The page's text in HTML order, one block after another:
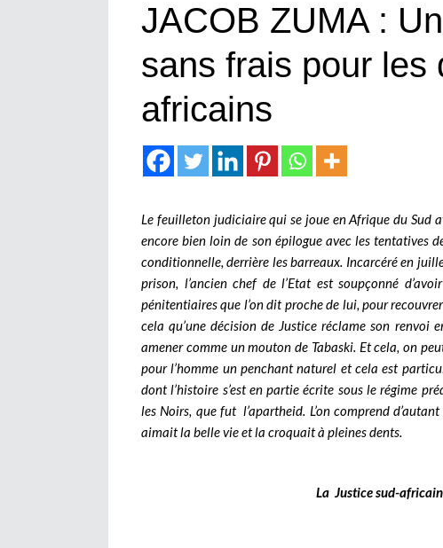
JACOB ZUMA :
sans frais pour les
africains
Le feuilleton judiciaire qui se joue en Afrique du Sud
encore bien loin de son épilogue avec les tentatives
conditionnelle, derrière les barreaux. Incarcéré en
prison, l’ancien chef de l’Etat est soupçonné
pénitentiaires que l’on dit proche de lui, pour
cela qu’une décision de Justice réclame son renvoi
amener comme un mouton de Tabaski. Et cela, on
pour l’homme un penchant naturel et cela est
dont l’histoire s’est en partie écrite sous le régime
les Noirs, que fut l’apartheid. L’on comprend
aimait la belle vie et la croquait à pleines dents.
La Justice sud-